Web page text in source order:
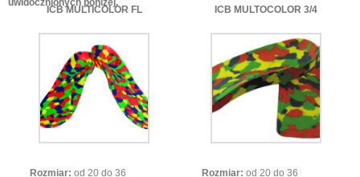
uwidocznionych poniżej.
ICB MULTICOLOR FL
Rozmiar: od 20 do 36
ICB MULTOCOLOR 3/4
Rozmiar: od 20 do 36